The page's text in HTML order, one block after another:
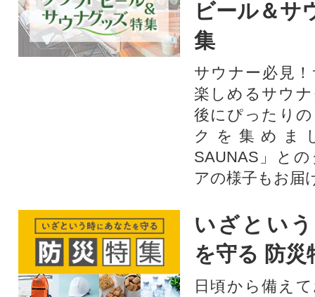
ビール＆サ
集
サウナー必見
楽しめるサウ
後にぴったり
クを集めま
SAUNAS」と
アの様子もお届
いざとい
を守る 防災
日頃から備え